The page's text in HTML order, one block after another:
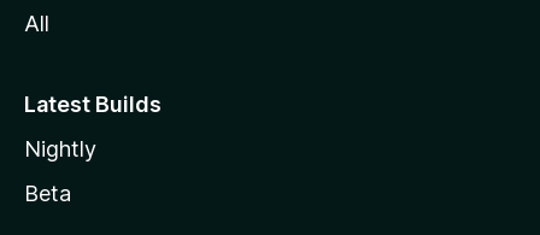
All
Latest Builds
Nightly
Beta